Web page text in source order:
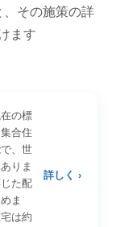
その施策の詳
ます
の標
合住
、世
りま
た配
ま
は約
詳しく ›